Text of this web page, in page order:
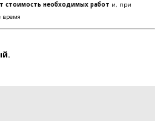
стоимость необходимых работ и, при
время